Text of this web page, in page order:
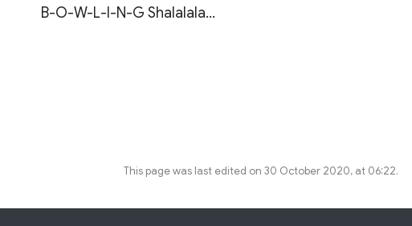
This page was last edited on 30 October 2020, at 06:22.